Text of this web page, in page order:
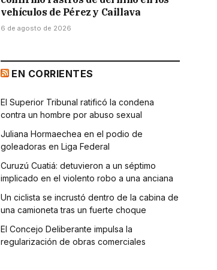
vehículos de Pérez y Caillava
6 de agosto de 2026
EN CORRIENTES
El Superior Tribunal ratificó la condena
contra un hombre por abuso sexual
Juliana Hormaechea en el podio de
goleadoras en Liga Federal
Curuzú Cuatiá: detuvieron a un séptimo
implicado en el violento robo a una anciana
Un ciclista se incrustó dentro de la cabina de
una camioneta tras un fuerte choque
El Concejo Deliberante impulsa la
regularización de obras comerciales